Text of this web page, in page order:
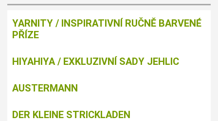
YARNITY / INSPIRATIVNÍ RUČNĚ BARVENÉ
PŘÍZE
HIYAHIYA / EXKLUZIVNÍ SADY JEHLIC
AUSTERMANN
DER KLEINE STRICKLADEN